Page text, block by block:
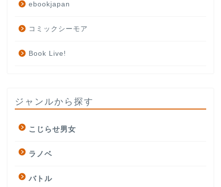
ebookjapan
コミックシーモア
Book Live!
ジャンルから探す
こじらせ男女
ラノベ
バトル